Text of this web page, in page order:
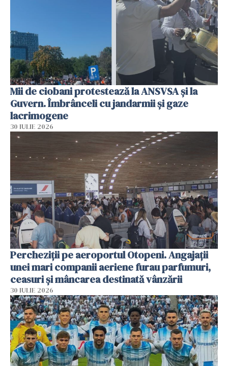
Mii de ciobani protestează la ANSVSA și la
Guvern. Îmbrânceli cu jandarmii și gaze
lacrimogene
30 IULIE 2026
Percheziții pe aeroportul Otopeni. Angajații
unei mari companii aeriene furau parfumuri,
ceasuri și mâncarea destinată vânzării
30 IULIE 2026